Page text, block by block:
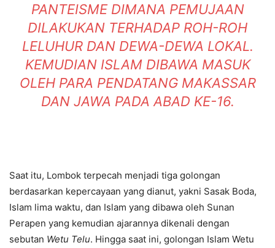
PANTEISME DIMANA PEMUJAAN
DILAKUKAN TERHADAP ROH-ROH
LELUHUR DAN DEWA-DEWA LOKAL.
KEMUDIAN ISLAM DIBAWA MASUK
OLEH PARA PENDATANG MAKASSAR
DAN JAWA PADA ABAD KE-16.
Saat itu, Lombok terpecah menjadi tiga golongan
berdasarkan kepercayaan yang dianut, yakni Sasak Boda,
Islam lima waktu, dan Islam yang dibawa oleh Sunan
Perapen yang kemudian ajarannya dikenali dengan
sebutan Wetu Telu. Hingga saat ini, golongan Islam Wetu